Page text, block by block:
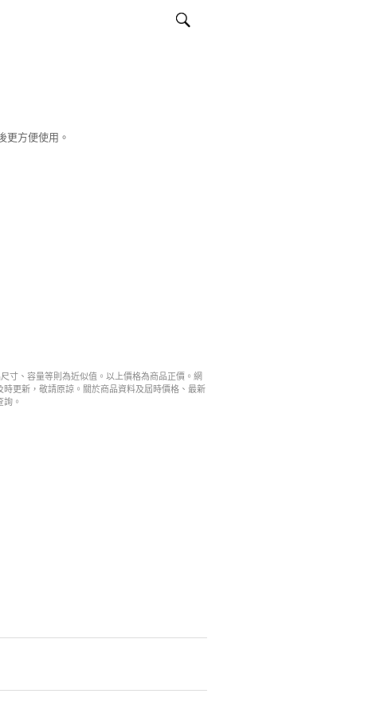
更方便使用。
寸、容量等則為近似值。以上價格為商品正價。網
時更新，敬請原諒。關於商品資料及屆時價格、最新
。